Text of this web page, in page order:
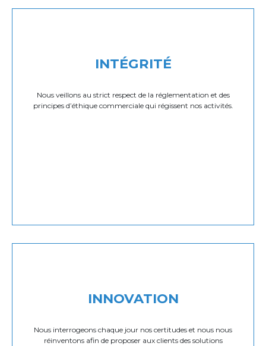
INTÉGRITÉ
Nous veillons au strict respect de la réglementation et des
principes d’éthique commerciale qui régissent nos activités.
INNOVATION
Nous interrogeons chaque jour nos certitudes et nous nous
réinventons afin de proposer aux clients des solutions